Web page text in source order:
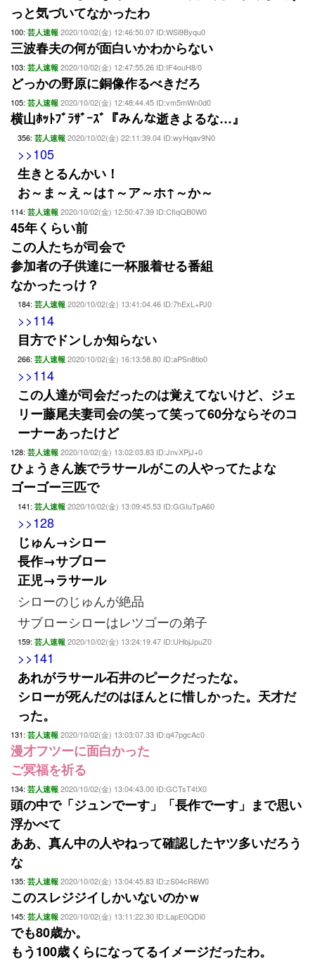
っと気づいてなかったわ
100: 芸人速報 2020/10/02(金) 12:46:50.07 ID:WSi9Byqu0
三波春夫の何が面白いかわからない
103: 芸人速報 2020/10/02(金) 12:47:55.26 ID:IF4ouH8/0
どっかの野原に銅像作るべきだろ
105: 芸人速報 2020/10/02(金) 12:48:44.45 ID:vm5mWn0d0
横山ﾎｯﾄﾌﾞﾗｻﾞｰｽﾞ『みんな逝きよるな…』
356: 芸人速報 2020/10/02(金) 22:11:39.04 ID:wyHqav9N0
>>105
生きとるんかい！
お～ま～え～は↑～ア～ホ↑～か～
114: 芸人速報 2020/10/02(金) 12:50:47.39 ID:CfiqQB0W0
45年くらい前
この人たちが司会で
参加者の子供達に一杯服着せる番組
なかったっけ？
184: 芸人速報 2020/10/02(金) 13:41:04.46 ID:7hExL+PJ0
>>114
目方でドンしか知らない
266: 芸人速報 2020/10/02(金) 16:13:58.80 ID:aPSn8tio0
>>114
この人達が司会だったのは覚えてないけど、ジェ
リー藤尾夫妻司会の笑って笑って60分ならそのコ
ーナーあったけど
128: 芸人速報 2020/10/02(金) 13:02:03.83 ID:JnvXPjJ+0
ひょうきん族でラサールがこの人やってたよな
ゴーゴー三匹で
141: 芸人速報 2020/10/02(金) 13:09:45.53 ID:GGIuTpA60
>>128
じゅん→シロー
長作→サブロー
正児→ラサール
シローのじゅんが絶品
サブローシローはレツゴーの弟子
159: 芸人速報 2020/10/02(金) 13:24:19.47 ID:UHbjJpuZ0
>>141
あれがラサール石井のピークだったな。
シローが死んだのはほんとに惜しかった。天才だ
った。
131: 芸人速報 2020/10/02(金) 13:03:07.33 ID:q47pgcAc0
漫才フツーに面白かった
ご冥福を祈る
134: 芸人速報 2020/10/02(金) 13:04:43.00 ID:GCTsT4tX0
頭の中で「ジュンでーす」「長作でーす」まで思い
浮かべて
ああ、真ん中の人やねって確認したヤツ多いだろう
な
135: 芸人速報 2020/10/02(金) 13:04:45.83 ID:zS04cR6W0
このスレジジイしかいないのかｗ
145: 芸人速報 2020/10/02(金) 13:11:22.30 ID:LapE0QDi0
でも80歳か。
もう100歳くらになってるイメージだったわ。